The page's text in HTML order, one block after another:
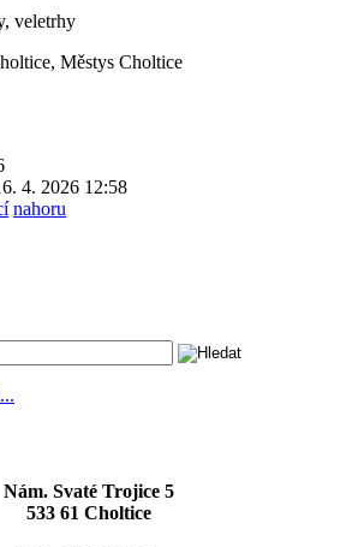
veletrhy
Městys Choltice
4. 2026 12:58
nahoru
Nám. Svaté Trojice 5
533 61 Choltice